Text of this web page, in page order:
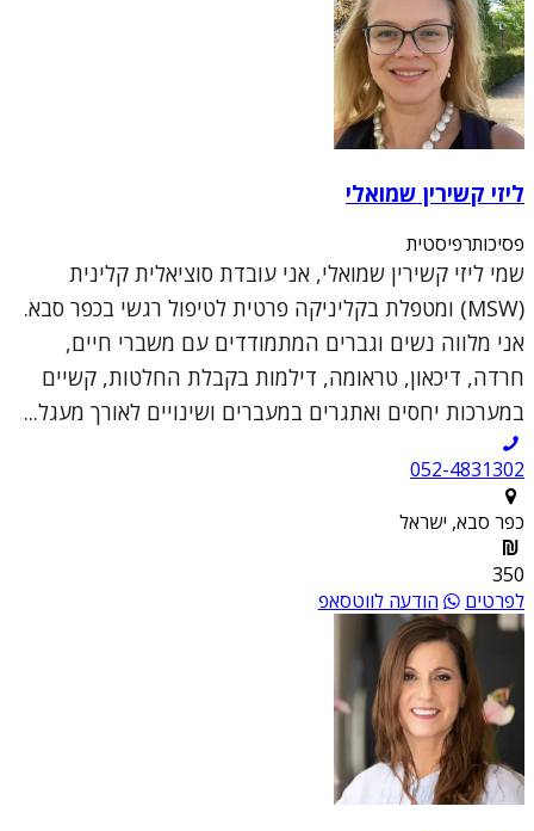
ליזי קשירין שמואלי
פסיכותרפיסטית
שמי ליזי קשירין שמואלי, אני עובדת סוציאלית קלינית
(MSW) ומטפלת בקליניקה פרטית לטיפול רגשי בכפר סבא.
אני מלווה נשים וגברים המתמודדים עם משברי חיים,
חרדה, דיכאון, טראומה, דילמות בקבלת החלטות, קשיים
במערכות יחסים ואתגרים במעברים ושינויים לאורך מעגל...
052-4831302
כפר סבא, ישראל
350
לפרטים
הודעה לווטסאפ